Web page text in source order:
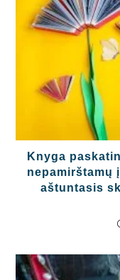
Knyga
nepamirštamų
aštuntasis